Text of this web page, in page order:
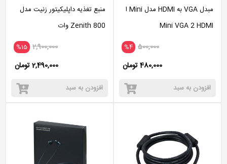
مبدل VGA به HDMI مدل Mini ا
Mini VGA 2 HDMI
%4 500,000
480,000 تومان
افزودن به سبد
منبع تغذیه داپلیکیتور زنیت مدل
Zenith 800 وات
%15 2,900,000
2,490,000 تومان
افزودن به سبد